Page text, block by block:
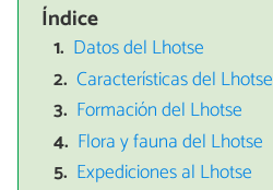
Índice
Datos del Lhotse
Características del Lhotse
Formación del Lhotse
Flora y fauna del Lhotse
Expediciones al Lhotse